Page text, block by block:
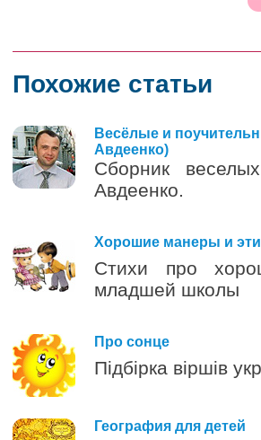
Похожие статьи
Весёлые и
Авдеенко)
Сборник
Авдеенко.
Хорошие манеры и
Стихи про
младшей школы
Про сонце
Підбірка віршів
География для детей